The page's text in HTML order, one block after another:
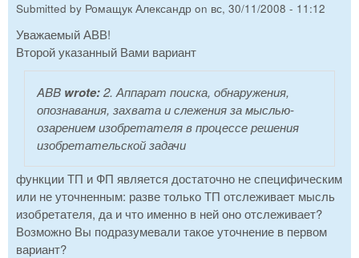
Submitted by Ромащук Александр on вс, 30/11/2008 - 11:12
Уважаемый АВВ!
Второй указанный Вами вариант
ABB wrote:2. Аппарат поиска, обнаружения,
опознавания, захвата и слежения за мыслью-
озарением изобретателя в процессе решения
изобретательской задачи
функции ТП и ФП является достаточно не специфическим
или не уточненным: разве только ТП отслеживает мысль
изобретателя, да и что именно в ней оно отслеживает?
Возможно Вы подразумевали такое уточнение в первом
вариант?